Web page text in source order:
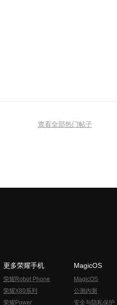
查看全部热门帖子
更多荣耀手机
荣耀Robot Phone
荣耀X80系列
荣耀Power
MagicOS
MagicOS
公测内测
安全与隐私保护